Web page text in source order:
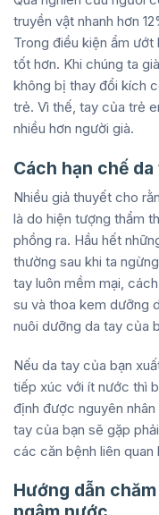
truyền vật nhanh hơn
Trong điều kiện ẩm
tốt hơn. Khi chúng ta
không bị thay đổi kích
trẻ. Vì thế, tay của trẻ
nhiều hơn người già.
Cách hạn chế
Nhiều giả thuyết cho
là do hiện tượng thẩm
phồng ra. Hầu hết
thường sau khi ta
tay luôn mềm mại,
su và thoa kem dưỡng
nuôi dưỡng da tay của
Nếu da tay của bạn
tiếp xúc với ít nước thì
định được nguyên
tay của bạn sẽ gặp
các căn bệnh liên quan
Hướng dẫn